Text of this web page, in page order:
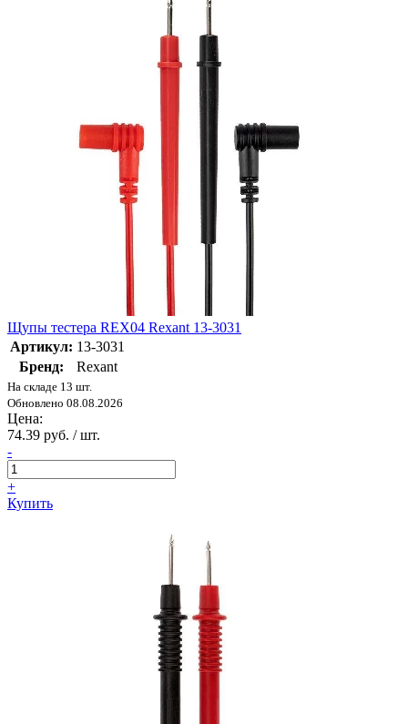
Щупы тестера REX04 Rexant 13-3031
Артикул: 13-3031
Бренд:
Rexant
На складе 13 шт.
Обновлено 08.08.2026
Цена:
74.39 руб. / шт.
-
+
Купить